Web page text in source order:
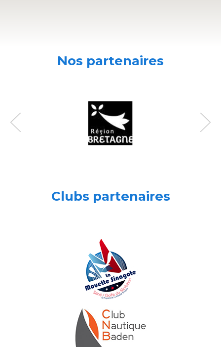
Nos partenaires
Clubs partenaires